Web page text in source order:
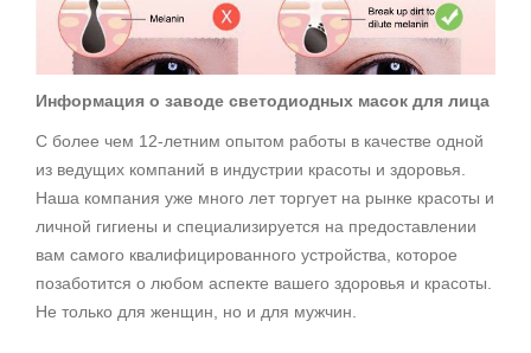
Информация о заводе светодиодных масок для лица
С более чем 12-летним опытом работы в качестве одной
из ведущих компаний в индустрии красоты и здоровья.
Наша компания уже много лет торгует на рынке красоты и
личной гигиены и специализируется на предоставлении
вам самого квалифицированного устройства, которое
позаботится о любом аспекте вашего здоровья и красоты.
Не только для женщин, но и для мужчин.